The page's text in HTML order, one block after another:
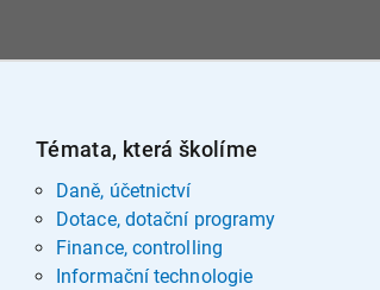
Témata, která školíme
Daně, účetnictví
Dotace, dotační programy
Finance, controlling
Informační technologie